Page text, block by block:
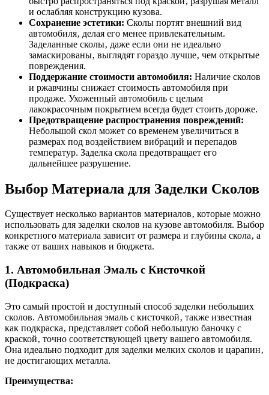
и ослабляя конструкцию кузова.
Сохранение эстетики: Сколы портят внешний вид
автомобиля‚ делая его менее привлекательным.
Заделанные сколы‚ даже если они не идеально
замаскированы‚ выглядят гораздо лучше‚ чем открытые
повреждения.
Поддержание стоимости автомобиля: Наличие сколов
и ржавчины снижает стоимость автомобиля при
продаже. Ухоженный автомобиль с целым
лакокрасочным покрытием всегда будет стоить дороже.
Предотвращение распространения повреждений:
Небольшой скол может со временем увеличиться в
размерах под воздействием вибраций и перепадов
температур. Заделка скола предотвращает его
дальнейшее разрушение.
Выбор Материала для Заделки Сколов
Существует несколько вариантов материалов‚ которые можно
использовать для заделки сколов на кузове автомобиля. Выбор
конкретного материала зависит от размера и глубины скола‚ а
также от ваших навыков и бюджета.
1. Автомобильная Эмаль с Кисточкой
(Подкраска)
Это самый простой и доступный способ заделки небольших
сколов. Автомобильная эмаль с кисточкой‚ также известная
как подкраска‚ представляет собой небольшую баночку с
краской‚ точно соответствующей цвету вашего автомобиля.
Она идеально подходит для заделки мелких сколов и царапин‚
не достигающих металла.
Преимущества: